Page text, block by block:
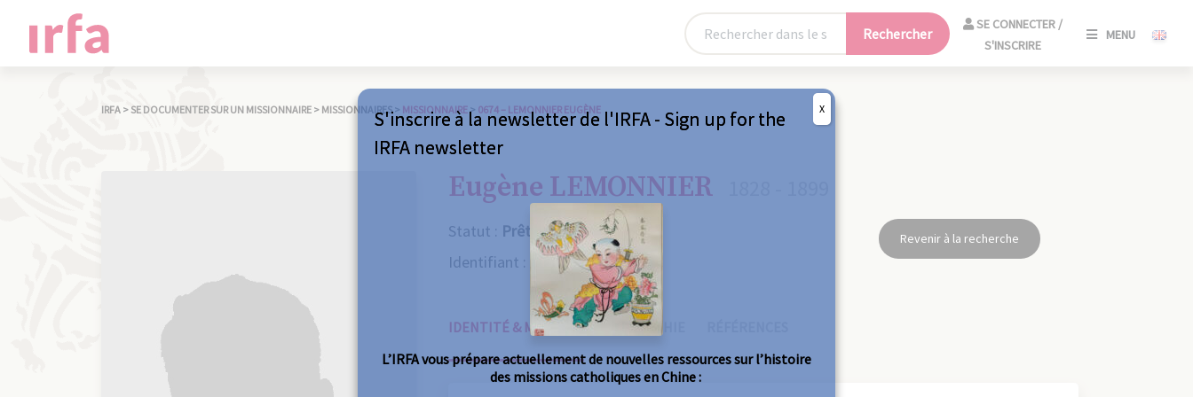
Rechercher
SE CONNECTER /
S'INSCRIRE
MENU
IRFA >SE DOCUMENTER SUR UN MISSIONNAIRE > MISSIONNAIRES > MISSIONNAIRE> 0674 – LEMONNIER EUGÈNE
Eugène LEMONNIER
Statut : Prêtre
Identifiant : 0674
Revenir à la recherche
IDENTITÉ & MISSIONS BIOGRAPHIE
S'inscrire à la newsletter de l'IRFA - Sign up for the
IRFA newsletter
L’IRFA vous prépare actuellement de nouvelles ressources sur l’histoire
des missions catholiques en Chine :
X